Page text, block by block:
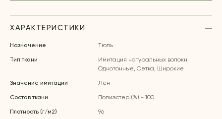
ХАРАКТЕРИСТИКИ
Назначение Тюль
Тип ткани
Имитация натуральных волокн,
Однотонные, Сетка, Широкие
Значение имитации Лён
Состав ткани Полиэстер (%) - 100
Плотность (г/м2) 96